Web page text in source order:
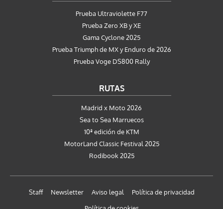
Prueba Ultraviolette F77
Prueba Zero XB y XE
Gama Cyclone 2025
Prueba Triumph de MX y Enduro de 2026
Prueba Voge DS800 Rally
RUTAS
Madrid x Moto 2026
Sea to Sea Marruecos
10ª edición de KTM
MotorLand Classic Festival 2025
Rodibook 2025
Staff Newsletter Aviso legal
Política de privacidad